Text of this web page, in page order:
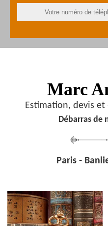
Marc
Estimation, devis
Débarras de
Paris -